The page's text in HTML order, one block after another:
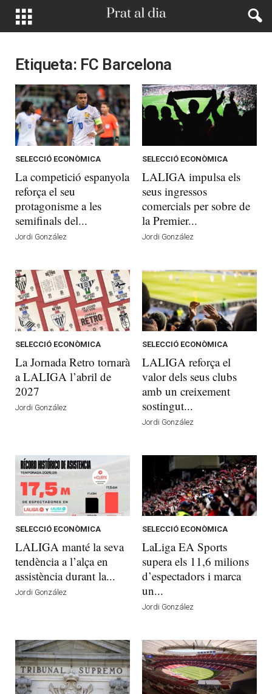
Etiqueta: FC Barcelona
SELECCIÓ ECONÒMICA
La competició espanyola
reforça el seu
protagonisme a les
semifinals del...
Jordi González
SELECCIÓ ECONÒMICA
LALIGA impulsa els
seus ingressos
comercials per sobre de
la Premier...
Jordi González
SELECCIÓ ECONÒMICA
La Jornada Retro tornarà
a LALIGA l’abril de
2027
Jordi González
SELECCIÓ ECONÒMICA
LALIGA reforça el
valor dels seus clubs
amb un creixement
sostingut...
Jordi González
SELECCIÓ ECONÒMICA
LALIGA manté la seva
tendència a l’alça en
assistència durant la...
Jordi González
SELECCIÓ ECONÒMICA
LaLiga EA Sports
supera els 11,6 milions
d’espectadors i marca
un...
Jordi González